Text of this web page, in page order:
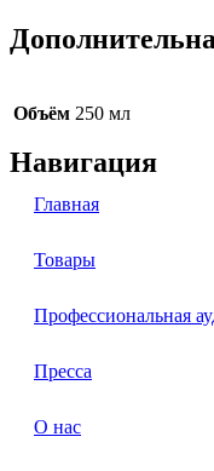
Объём 250 мл
Навигация
Главная
Товары
Профессиональная
Пресса
О нас